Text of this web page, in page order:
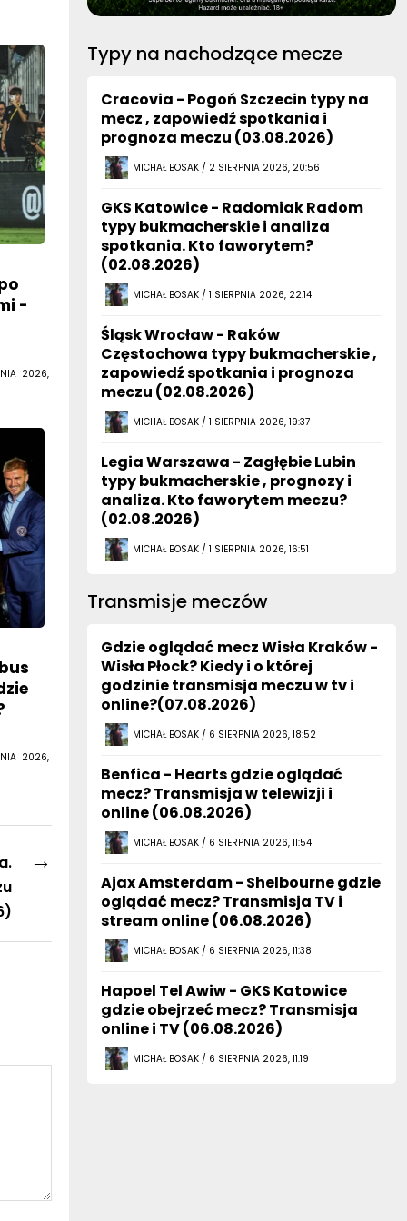
-
2026,
2026,
→
Typy na nachodzące mecze
Cracovia - Pogoń Szczecin typy na
mecz , zapowiedź spotkania i
prognoza meczu (03.08.2026)
MICHAŁ BOSAK / 2 SIERPNIA 2026, 20:56
GKS Katowice - Radomiak Radom
typy bukmacherskie i analiza
spotkania. Kto faworytem?
(02.08.2026)
MICHAŁ BOSAK / 1 SIERPNIA 2026, 22:14
Śląsk Wrocław - Raków
Częstochowa typy bukmacherskie ,
zapowiedź spotkania i prognoza
meczu (02.08.2026)
MICHAŁ BOSAK / 1 SIERPNIA 2026, 19:37
Legia Warszawa - Zagłębie Lubin
typy bukmacherskie , prognozy i
analiza. Kto faworytem meczu?
(02.08.2026)
MICHAŁ BOSAK / 1 SIERPNIA 2026, 16:51
Transmisje meczów
Gdzie oglądać mecz Wisła Kraków -
Wisła Płock? Kiedy i o której
godzinie transmisja meczu w tv i
online?(07.08.2026)
MICHAŁ BOSAK / 6 SIERPNIA 2026, 18:52
Benfica - Hearts gdzie oglądać
mecz? Transmisja w telewizji i
online (06.08.2026)
MICHAŁ BOSAK / 6 SIERPNIA 2026, 11:54
Ajax Amsterdam - Shelbourne gdzie
oglądać mecz? Transmisja TV i
stream online (06.08.2026)
MICHAŁ BOSAK / 6 SIERPNIA 2026, 11:38
Hapoel Tel Awiw - GKS Katowice
gdzie obejrzeć mecz? Transmisja
online i TV (06.08.2026)
MICHAŁ BOSAK / 6 SIERPNIA 2026, 11:19